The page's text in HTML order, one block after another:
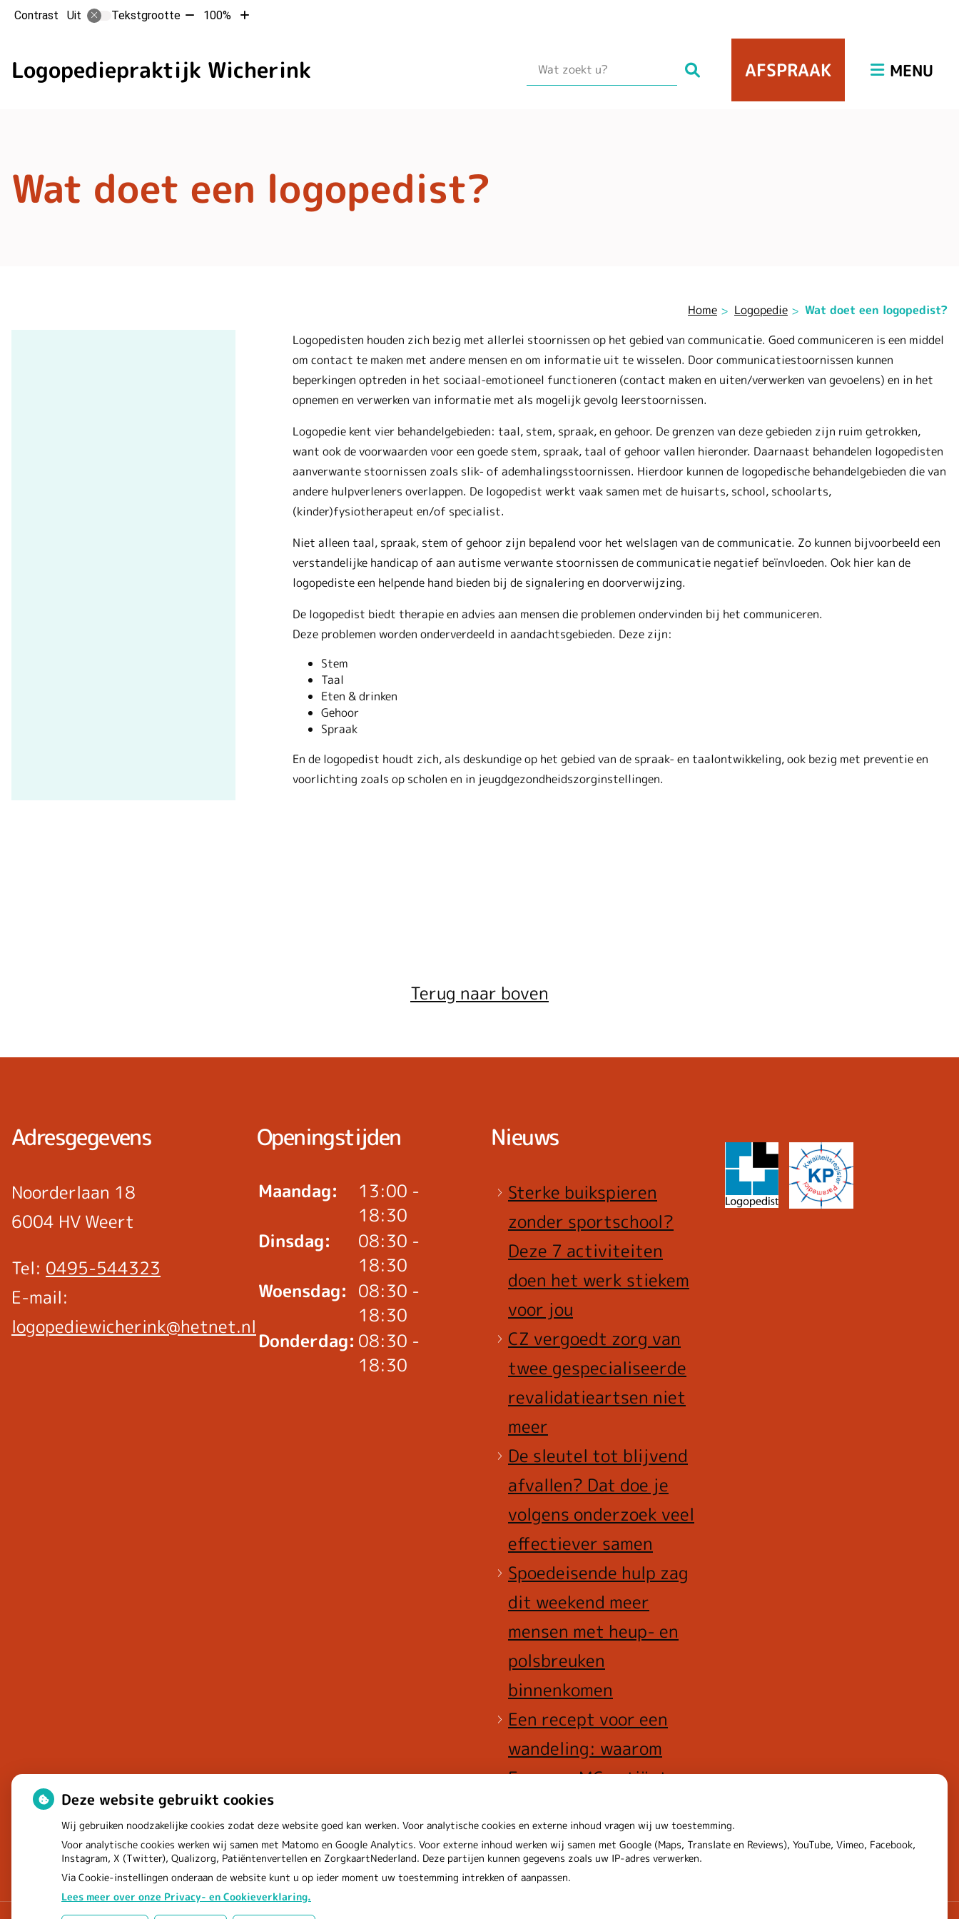
Contrast Uit Tekstgrootte Tekst
10%
100%
Tekst
10%
Logopediepraktijk Wicherink Hoofdmenu
MENU
ZoekenAFSPRAAK
Home Logopedie Wat doet een logopedist?
Wat doet een logopedist?
Logopedisten houden zich bezig met allerlei stoornissen op het gebied van communicatie. Goed communiceren is een middel
om contact te maken met andere mensen en om informatie uit te wisselen. Door communicatiestoornissen kunnen
beperkingen optreden in het sociaal-emotioneel functioneren (contact maken en uiten/verwerken van gevoelens) en in het
opnemen en verwerken van informatie met als mogelijk gevolg leerstoornissen.
Logopedie kent vier behandelgebieden: taal, stem, spraak, en gehoor. De grenzen van deze gebieden zijn ruim getrokken,
want ook de voorwaarden voor een goede stem, spraak, taal of gehoor vallen hieronder. Daarnaast behandelen logopedisten
aanverwante stoornissen zoals slik- of ademhalingsstoornissen. Hierdoor kunnen de logopedische behandelgebieden die van
andere hulpverleners overlappen. De logopedist werkt vaak samen met de huisarts, school, schoolarts,
(kinder)fysiotherapeut en/of specialist.
Niet alleen taal, spraak, stem of gehoor zijn bepalend voor het welslagen van de communicatie. Zo kunnen bijvoorbeeld een
verstandelijke handicap of aan autisme verwante stoornissen de communicatie negatief beïnvloeden. Ook hier kan de
logopediste een helpende hand bieden bij de signalering en doorverwijzing.
De logopedist biedt therapie en advies aan mensen die problemen ondervinden bij het communiceren.
Deze problemen worden onderverdeeld in aandachtsgebieden. Deze zijn:
Stem
Taal
Eten & drinken
Gehoor
Spraak
En de logopedist houdt zich, als deskundige op het gebied van de spraak- en taalontwikkeling, ook bezig met preventie en
voorlichting zoals op scholen en in jeugdgezondheidszorginstellingen.
Terug naar boven
Adresgegevens
Noorderlaan 18
6004 HV Weert
Tel: 0495-544323
E-mail:
logopediewicherink@hetnet.nl
Openingstijden
Maandag:
13:00 -
18:30
Dinsdag:
08:30 -
18:30
Woensdag: 08:30 -
18:30
Donderdag: 08:30 -
18:30
Nieuws
Sterke buikspieren
zonder sportschool?
Deze 7 activiteiten
doen het werk stiekem
voor jou
CZ vergoedt zorg van
twee gespecialiseerde
revalidatieartsen niet
meer
De sleutel tot blijvend
afvallen? Dat doe je
volgens onderzoek veel
effectiever samen
Spoedeisende hulp zag
dit weekend meer
mensen met heup- en
polsbreuken
binnenkomen
Een recept voor een
wandeling: waarom
Erasmus MC patiënten
Deze website gebruikt cookies
Wij gebruiken noodzakelijke cookies zodat deze website goed kan werken. Voor analytische cookies en externe inhoud vragen wij uw toestemming.
Voor analytische cookies werken wij samen met Matomo en Google Analytics. Voor externe inhoud werken wij samen met Google (Maps, Translate en Reviews), YouTube, Vimeo, Facebook,
Instagram, X (Twitter), Qualizorg, Patiëntenvertellen en ZorgkaartNederland. Deze partijen kunnen gegevens zoals uw IP-adres verwerken.
Via Cookie-instellingen onderaan de website kunt u op ieder moment uw toestemming intrekken of aanpassen.
Lees meer over onze Privacy- en Cookieverklaring.